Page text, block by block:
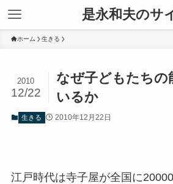
是永和夫のサ
ホーム 生きる
なぜ子どもたちの
いるか
2010
12/22
生きる 2010年12月22日
江戸時代は寺子屋が全国に